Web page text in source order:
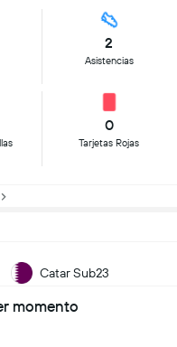
2
Asistencias
0
Tarjetas Rojas
Catar Sub23
momento